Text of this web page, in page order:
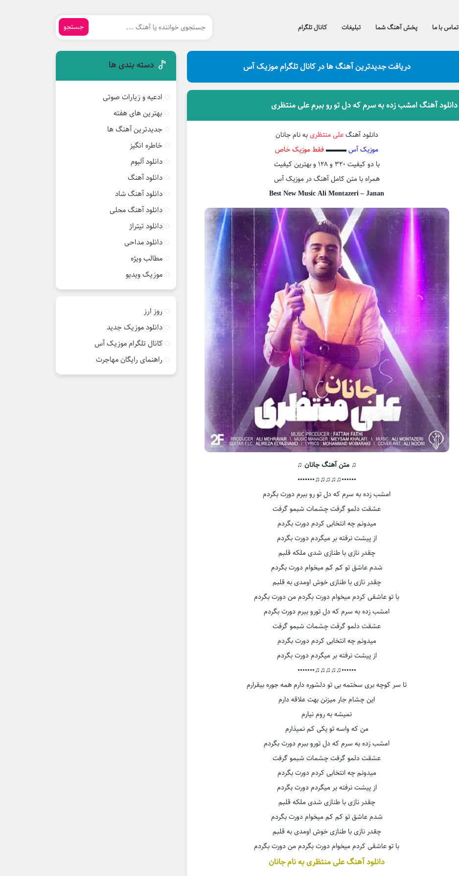
تماس با ما پخش آهنگ شما تبلیغات کانال تلگرام جستجو
دریافت جدیدترین آهنگ ها در کانال تلگرام موزیک آس
دانلود آهنگ امشب زده به سرم که دل تو رو ببرم علی منتظری
دانلود آهنگعلی منتظریبه نام جانان
موزیک آس▬▬▬فقط موزیک خاص
با دو کیفیت ۳۲۰ و ۱۲۸ و بهترین کیفیت
همراه با متن کامل آهنگ در موزیک آس
Best New Music Ali Montazeri – Janan
♫ متن آهنگ جانان ♫
••••••♫♫♫♫♫•••••••
امشب زده به سرم که دل تو رو ببرم دورت بگردم
عشقت دلمو گرفت چشمات شبمو گرفت
میدونم چه انتخابی کردم دورت بگردم
از پیشت نرفته بر میگردم دورت بگردم
چقدر نازی با طنازی شدی ملکه قلبم
شدم عاشق تو کم کم میخوام دورت بگردم
چقدر نازی با طنازی خوش اومدی به قلبم
با تو عاشقی کردم میخوام دورت بگردم من دورت بگردم
امشب زده به سرم که دل تورو ببرم دورت بگردم
عشقت دلمو گرفت چشمات شبمو گرفت
میدونم چه انتخابی کردم دورت بگردم
از پیشت نرفته بر میگردم دورت بگردم
••••••♫♫♫♫♫•••••••
تا سر کوچه بری سختمه بی تو دلشوره دارم همه جوره بیقرارم
این چشام جار میزنن بهت علاقه دارم
نمیشه به روم نیارم
من که واسه تو یکی کم نمیذارم
امشب زده به سرم که دل تورو ببرم دورت بگردم
عشقت دلمو گرفت چشمات شبمو گرفت
میدونم چه انتخابی کردم دورت بگردم
از پیشت نرفته بر میگردم دورت بگردم
چقدر نازی با طنازی شدی ملکه قلبم
شدم عاشق تو کم کم میخوام دورت بگردم
چقدر نازی با طنازی خوش اومدی به قلبم
با تو عاشقی کردم میخوام دورت بگردم من دورت بگردم
دانلود آهنگ علی منتظری به نام جانان
دسته بندی ها
ادعیه و زیارات صوتی
بهترین های هفته
جدیدترین آهنگ ها
خاطره انگیز
دانلود آلبوم
دانلود آهنگ
دانلود آهنگ شاد
دانلود آهنگ محلی
دانلود تیتراژ
دانلود مداحی
مطالب ویژه
موزیک ویدیو
روز ارز
دانلود موزیک جدید
کانال تلگرام موزیک آس
راهنمای رایگان مهاجرت